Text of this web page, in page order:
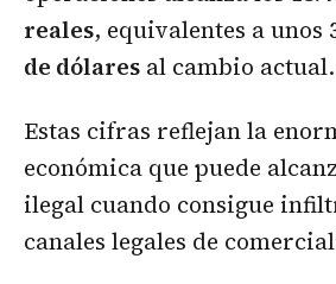
reales, equivalentes a unos
de dólares al cambio actual.
Estas cifras reflejan la
económica que puede
ilegal cuando consigue
canales legales de